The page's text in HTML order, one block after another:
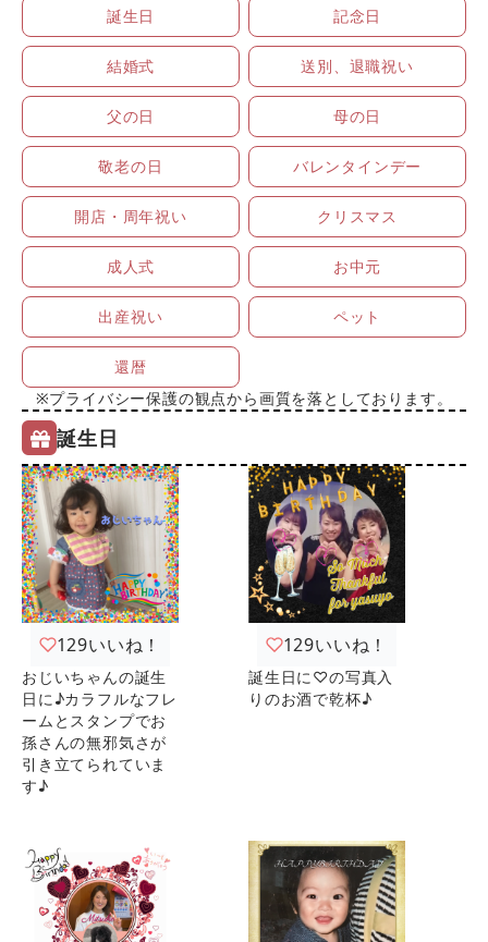
誕生日 記念日
結婚式 送別、退職祝い
父の日 母の日
敬老の日 バレンタインデー
開店・周年祝い クリスマス
成人式 お中元
出産祝い ペット
還暦
※プライバシー保護の観点から画質を落としております。
誕生日
129いいね！
おじいちゃんの誕生
日に♪カラフルなフレ
ームとスタンプでお
孫さんの無邪気さが
引き立てられていま
す♪
129いいね！
誕生日に♡の写真入
りのお酒で乾杯♪